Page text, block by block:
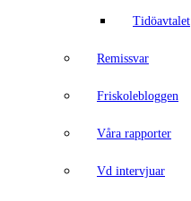
Tidöavtalet
Remissvar
Friskolebloggen
Våra rapporter
Vd intervjuar